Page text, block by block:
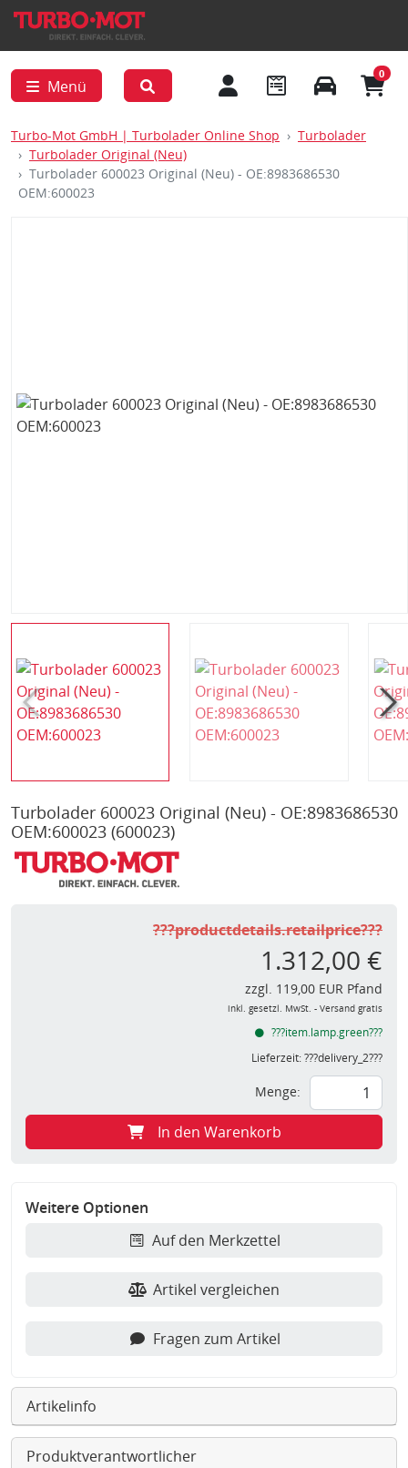
Menü
0
Turbo-Mot GmbH | Turbolader Online Shop
Turbolader
Turbolader Original (Neu)
Turbolader 600023 Original (Neu) - OE:8983686530
OEM:600023
Turbolader 600023 Original (Neu) - OE:8983686530
OEM:600023 (600023)
???productdetails.retailprice???
1.312,00 €
zzgl. 119,00 EUR Pfand
inkl. gesetzl. MwSt. - Versand gratis
???item.lamp.green???
Lieferzeit:???delivery_2???
Menge:
In den Warenkorb
Weitere Optionen
Auf den Merkzettel
Artikel vergleichen
Fragen zum Artikel
Artikelinfo
Produktverantwortlicher